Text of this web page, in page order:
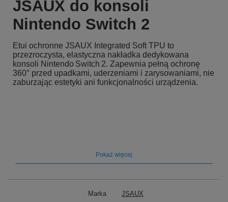
JSAUX do konsoli
Nintendo Switch 2
Etui ochronne JSAUX Integrated Soft TPU to
przezroczysta, elastyczna nakładka dedykowana
konsoli Nintendo Switch 2. Zapewnia pełną ochronę
360° przed upadkami, uderzeniami i zarysowaniami, nie
zaburzając estetyki ani funkcjonalności urządzenia.
Pokaż więcej
Marka JSAUX